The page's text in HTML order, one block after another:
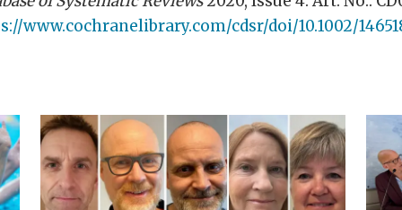
www.cochranelibrary.com/cdsr/doi/10.1002/